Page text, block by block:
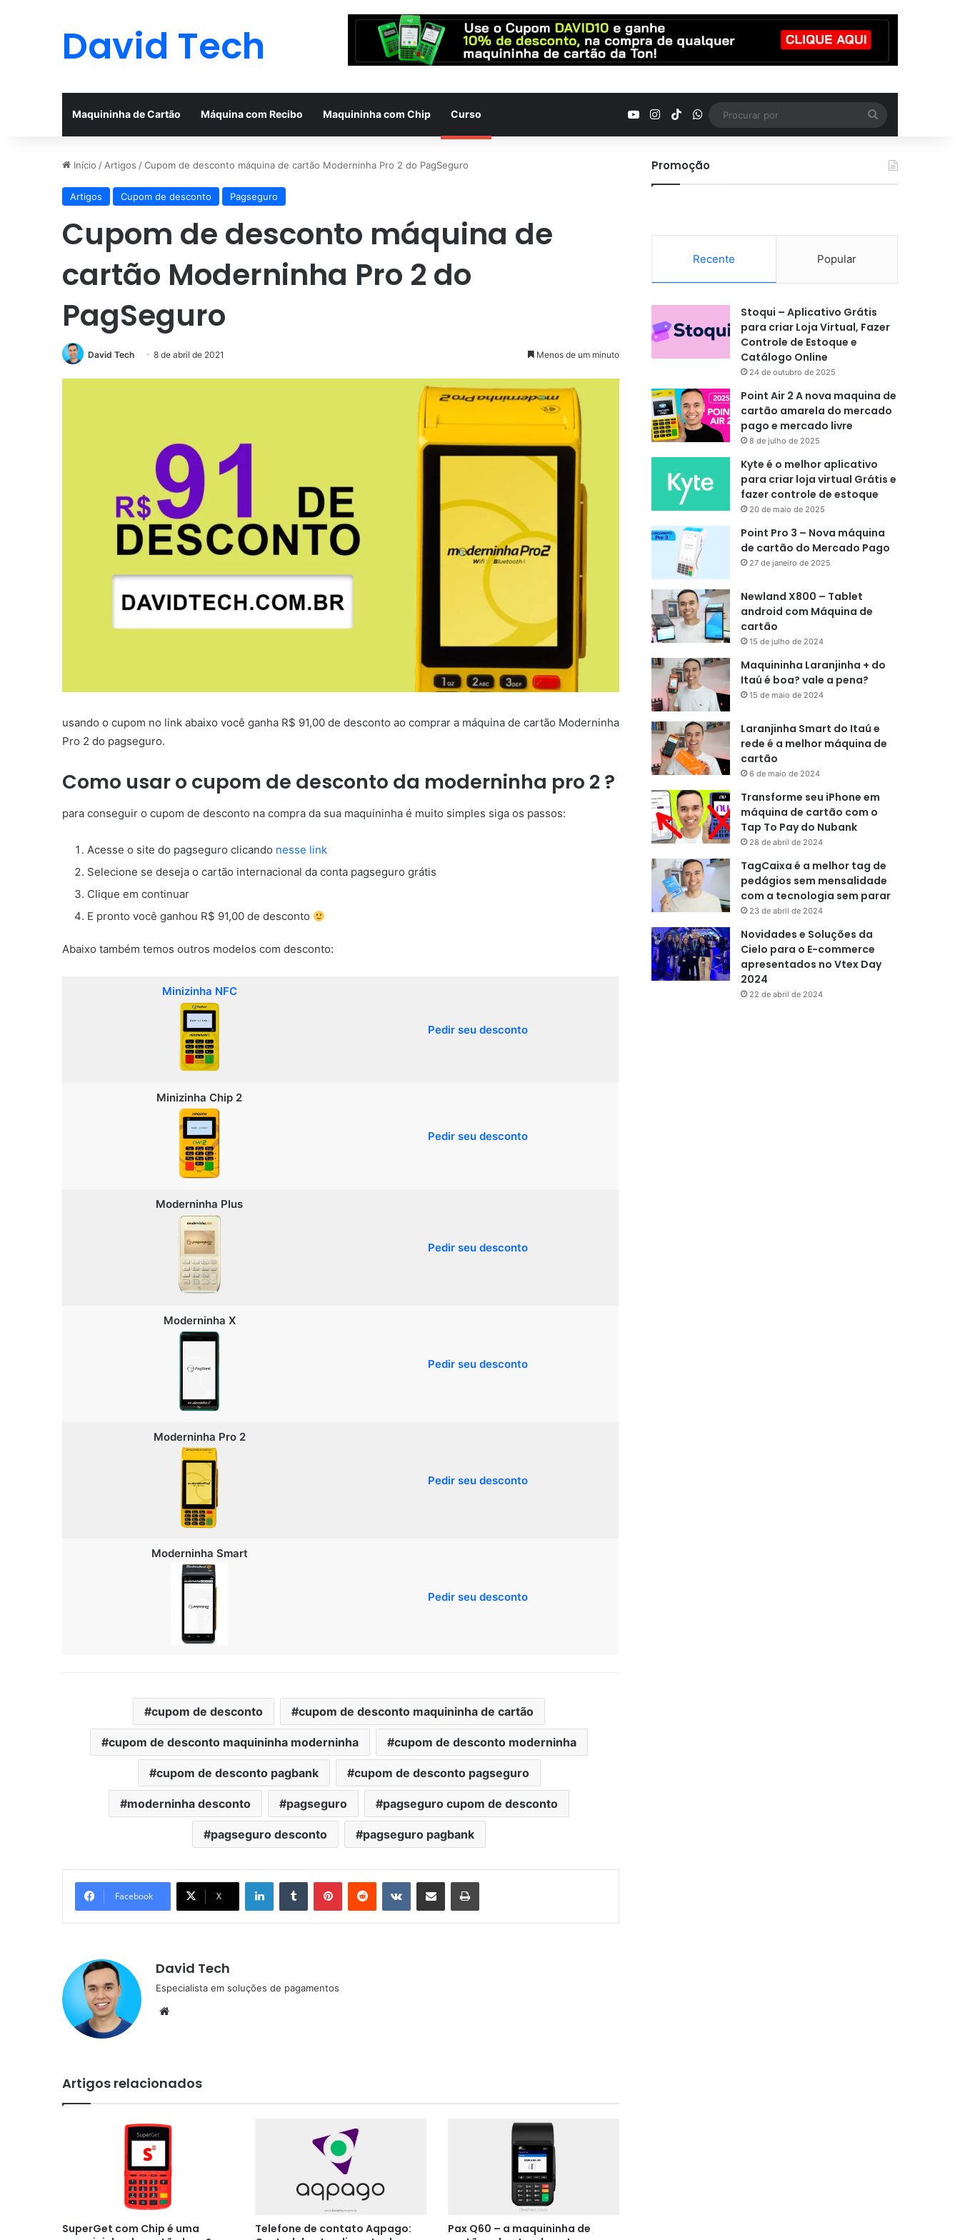
David Tech
Maquininha de Cartão Máquina com Recibo Maquininha com Chip Curso YouTubeInstagram
TikTokWhatsApp
por
Início / Artigos /Cupom de desconto máquina de cartão Moderninha Pro 2 do PagSeguro
Artigos Cupom de desconto Pagseguro
Cupom de desconto máquina de
cartão Moderninha Pro 2 do
PagSeguro
David Tech 8 de abril de 2021 Menos de um minuto
usando o cupom no link abaixo você ganha R$ 91,00 de desconto ao comprar a máquina de cartão Moderninha
Pro 2 do pagseguro.
Como usar o cupom de desconto da moderninha pro 2 ?
para conseguir o cupom de desconto na compra da sua maquininha é muito simples siga os passos:
Acesse o site do pagseguro clicando nesse link
Selecione se deseja o cartão internacional da conta pagseguro grátis
Clique em continuar
E pronto você ganhou R$ 91,00 de desconto
Abaixo também temos outros modelos com desconto:
Minizinha NFC
Pedir seu desconto
Minizinha Chip 2
Pedir seu desconto
Moderninha Plus
Pedir seu desconto
Moderninha X
Pedir seu desconto
Moderninha Pro 2
Pedir seu desconto
Moderninha Smart
Pedir seu desconto
cupom de desconto cupom de desconto maquininha de cartão
cupom de desconto maquininha moderninha cupom de desconto moderninha
cupom de desconto pagbank cupom de desconto pagseguro
moderninha desconto pagseguro pagseguro cupom de desconto
pagseguro desconto pagseguro pagbank
Facebook X
LinkedinTumblr PinterestReddit VK Compartilhar via e-mail Imprimir
David Tech
Especialista em soluções de pagamentos
Artigos relacionados
SuperGet com Chip é uma
Telefone de contato Aqpago:
Pax Q60 – a maquininha de
Promoção
Recente Popular
Stoqui – Aplicativo Grátis
para criar Loja Virtual, Fazer
Controle de Estoque e
Catálogo Online
24 de outubro de 2025
Point Air 2 A nova maquina de
cartão amarela do mercado
pago e mercado livre
8 de julho de 2025
Kyte é o melhor aplicativo
para criar loja virtual Grátis e
fazer controle de estoque
20 de maio de 2025
Point Pro 3 – Nova máquina
de cartão do Mercado Pago
27 de janeiro de 2025
Newland X800 – Tablet
android com Máquina de
cartão
15 de julho de 2024
Maquininha Laranjinha + do
Itaú é boa? vale a pena?
15 de maio de 2024
Laranjinha Smart do Itaú e
rede é a melhor máquina de
cartão
6 de maio de 2024
Transforme seu iPhone em
máquina de cartão com o
Tap To Pay do Nubank
28 de abril de 2024
TagCaixa é a melhor tag de
pedágios sem mensalidade
com a tecnologia sem parar
23 de abril de 2024
Novidades e Soluções da
Cielo para o E-commerce
apresentados no Vtex Day
2024
22 de abril de 2024